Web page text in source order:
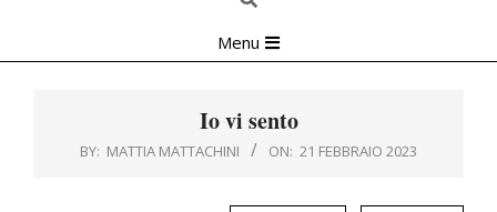
Navigation
Menu
Io vi sento
BY: MATTIA MATTACHINI ON: 21 FEBBRAIO 2023